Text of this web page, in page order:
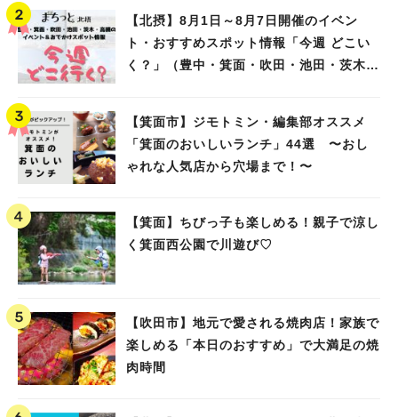
【北摂】8月1日～8月7日開催のイベン
ト・おすすめスポット情報「今週 どこい
く？」（豊中・箕面・吹田・池田・茨木・
【箕面市】ジモトミン・編集部オススメ
「箕面のおいしいランチ」44選 〜おし
ゃれな人気店から穴場まで！〜
【箕面】ちびっ子も楽しめる！親子で涼し
く箕面西公園で川遊び♡
【吹田市】地元で愛される焼肉店！家族で
楽しめる「本日のおすすめ」で大満足の焼
肉時間